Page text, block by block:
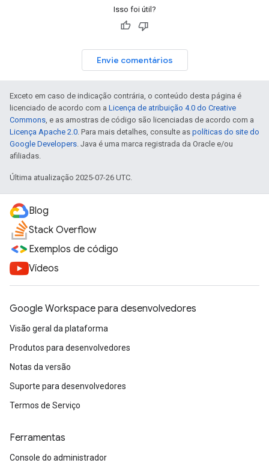
Isso foi útil?
Envie comentários
Exceto em caso de indicação contrária, o conteúdo desta página é
licenciado de acordo com a Licença de atribuição 4.0 do Creative
Commons, e as amostras de código são licenciadas de acordo com a
Licença Apache 2.0. Para mais detalhes, consulte as políticas do site do
Google Developers. Java é uma marca registrada da Oracle e/ou
afiliadas.
Última atualização 2025-07-26 UTC.
Blog
Stack Overflow
Exemplos de código
Vídeos
Google Workspace para desenvolvedores
Visão geral da plataforma
Produtos para desenvolvedores
Notas da versão
Suporte para desenvolvedores
Termos de Serviço
Ferramentas
Console do administrador